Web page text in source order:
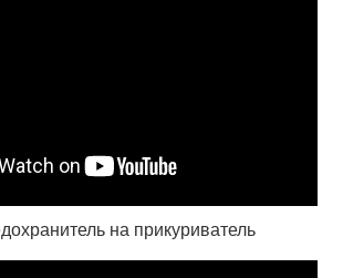
на прикуриватель